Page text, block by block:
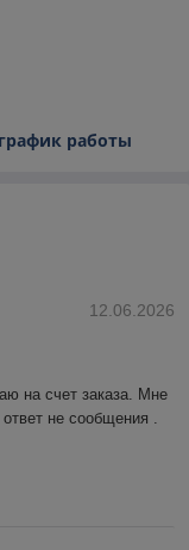
работы
12.06.2026
на счет заказа. Мне
не сообщения .